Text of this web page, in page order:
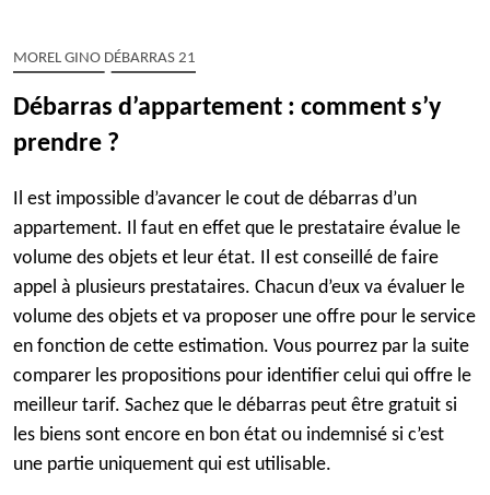
MOREL GINO DÉBARRAS 21
Débarras d’appartement : comment s’y
prendre ?
Il est impossible d’avancer le cout de débarras d’un
appartement. Il faut en effet que le prestataire évalue le
volume des objets et leur état. Il est conseillé de faire
appel à plusieurs prestataires. Chacun d’eux va évaluer le
volume des objets et va proposer une offre pour le service
en fonction de cette estimation. Vous pourrez par la suite
comparer les propositions pour identifier celui qui offre le
meilleur tarif. Sachez que le débarras peut être gratuit si
les biens sont encore en bon état ou indemnisé si c’est
une partie uniquement qui est utilisable.